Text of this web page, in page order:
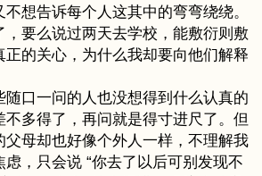
想告诉每个人这其中的弯弯绕绕。
要么说过两天去学校，能敷衍则敷
的关心，为什么我却要向他们解释
口一问的人也没想得到什么认真的
不多得了，再问就是得寸进尺了。但
父母却也好像个外人一样，不理解我
，只会说 “你去了以后可别发现不